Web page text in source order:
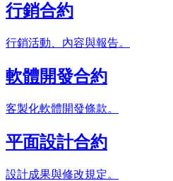
行銷合約
行銷活動、內容與報告。
軟體開發合約
客製化軟體開發條款。
平面設計合約
設計成果與修改規定。